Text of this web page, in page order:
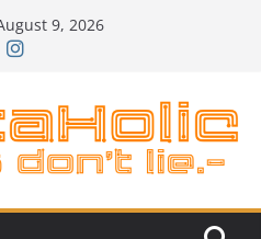
9, 2026